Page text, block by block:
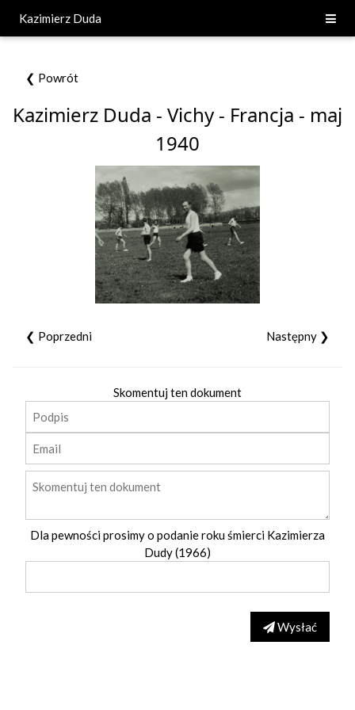
Kazimierz Duda
❮ Powrót
Kazimierz Duda - Vichy - Francja - maj
1940
❮ Poprzedni Następny ❯
Skomentuj ten dokument
Dla pewności prosimy o podanie roku śmierci Kazimierza
Dudy (1966)
Wysłać